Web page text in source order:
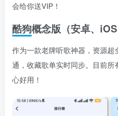
会给你送VIP！
酷狗概念版（安卓、iOS
作为一款老牌听歌神器，资源
通，收藏歌单实时同步。目前
心好用！